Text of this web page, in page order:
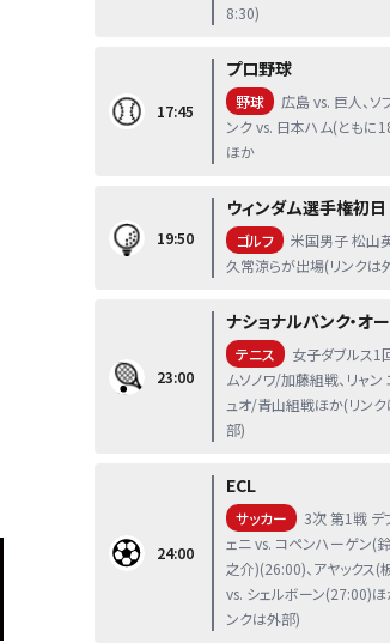
8:30)
17:45
プロ野球
野球
広島 vs. 巨人、ソ
ンク vs. 日本ハム(ともに
ほか
19:50
ウィンダム選手権初日
ゴルフ
米国男子 松山英
久常涼らが出場(リンクは
23:00
ナショナルバンク・オ
テニス
女子ダブルス1
ムソノワ/加藤組戦、リャン
ュオ/青山組戦ほか(リン
部)
24:00
ECL
サッカー
3次 第1戦 デ
ェニ vs. コペンハーゲン(
之介)(26:00)、アヤックス(
vs. シェルボーン(27:00)ほ
ンクは外部)